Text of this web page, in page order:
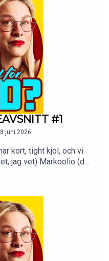
#1
juni 2026
kort, tight kjol, och vi
jag vet) Markoolio (det
till
och här kommer
på ett axplock av
finns att kolla på